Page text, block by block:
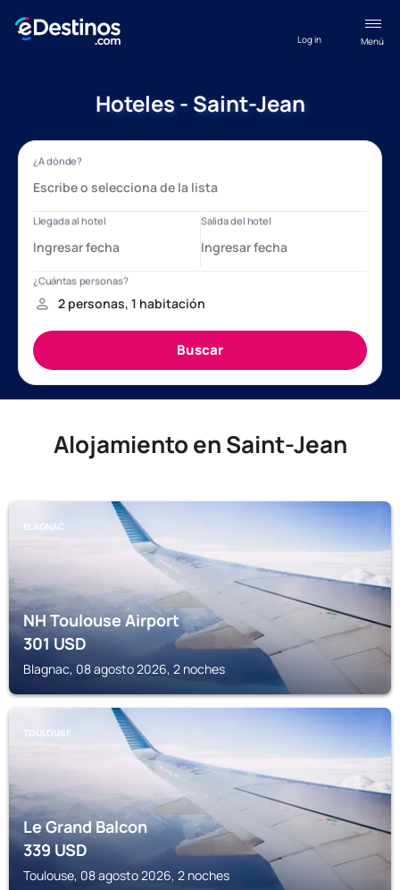
Menú
Log in
Hoteles - Saint-Jean
Alojamiento en Saint-Jean
BLAGNAC
NH Toulouse Airport
301USD
Blagnac, 08 agosto 2026, 2 noches
TOULOUSE
Le Grand Balcon
339USD
Toulouse, 08 agosto 2026, 2 noches